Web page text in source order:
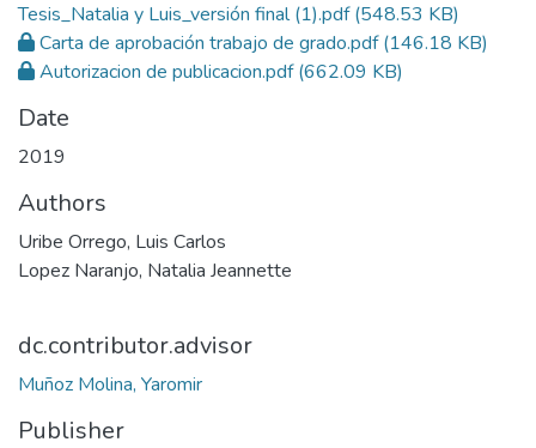
Tesis_Natalia y Luis_versión final (1).pdf(548.53 KB)
Carta de aprobación trabajo de grado.pdf(146.18 KB)
Autorizacion de publicacion.pdf(662.09 KB)
Date
2019
Authors
Uribe Orrego, Luis Carlos
Lopez Naranjo, Natalia Jeannette
dc.contributor.advisor
Muñoz Molina, Yaromir
Publisher